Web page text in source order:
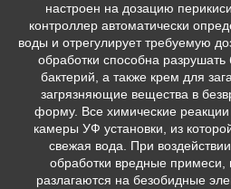
настроен на дозацию
контроллер автоматически
воды и отрегулирует требуемую
обработки способна
бактерий, а также крем для
загрязняющие вещества в
форму. Все химические
камеры УФ установки, из
свежая вода. При
обработки вредные
разлагаются на безобидные